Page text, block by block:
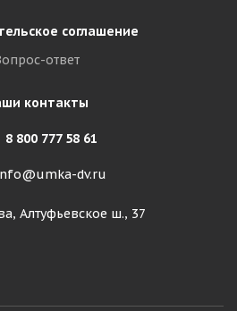
соглашение
ответ
контакты
8 800 777 58 61
dv.ru
Алтуфьевское ш., 37